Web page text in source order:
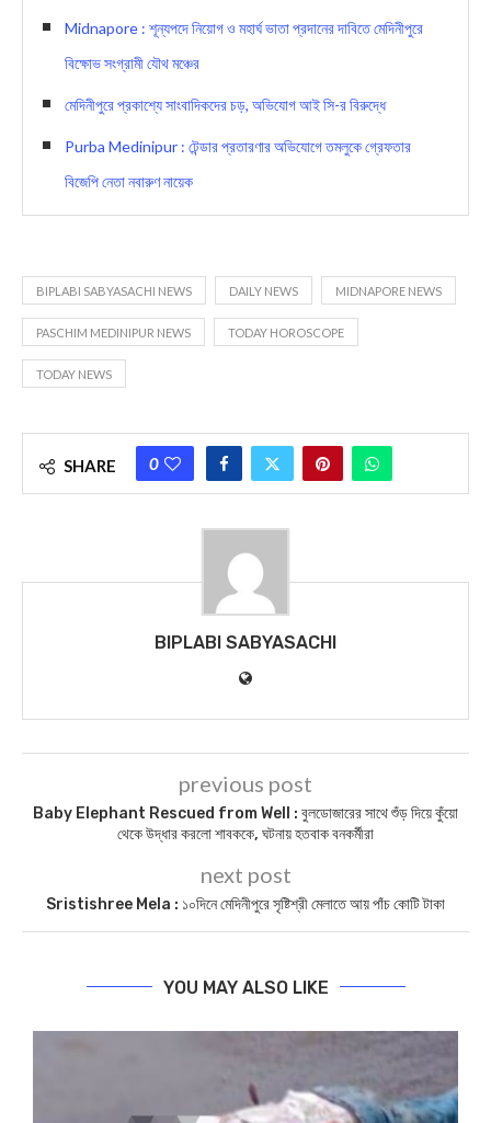
Midnapore : শূন্যপদে নিয়োগ ও মহার্ঘ ভাতা প্রদানের দাবিতে মেদিনীপুরে
বিক্ষোভ সংগ্রামী যৌথ মঞ্চের
মেদিনীপুরে প্রকাশ্যে সাংবাদিকদের চড়, অভিযোগ আই সি-র বিরুদ্ধে
Purba Medinipur : টেন্ডার প্রতারণার অভিযোগে তমলুকে গ্রেফতার
বিজেপি নেতা নবারুণ নায়েক
BIPLABI SABYASACHI NEWS DAILY NEWS MIDNAPORE NEWS
PASCHIM MEDINIPUR NEWS TODAY HOROSCOPE
TODAY NEWS
SHARE 0
BIPLABI SABYASACHI
previous post
Baby Elephant Rescued from Well : বুলডোজারের সাথে শুঁড় দিয়ে কুঁয়ো
থেকে উদ্ধার করলো শাবককে, ঘটনায় হতবাক বনকর্মীরা
next post
Sristishree Mela : ১০দিনে মেদিনীপুরে সৃষ্টিশ্রী মেলাতে আয় পাঁচ কোটি টাকা
YOU MAY ALSO LIKE